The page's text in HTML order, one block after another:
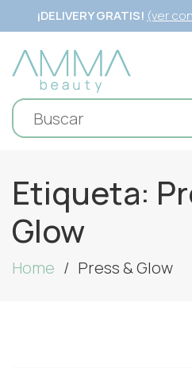
¡DELIVERY GRATIS! (ver
Etiqueta:
Glow
Home Press & Glow